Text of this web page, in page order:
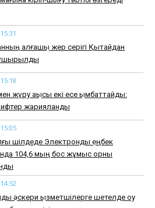
алғашқы жер серігі Қытайдан
жүру ақысы екі есе қымбаттайды:
жарияланды
шілдеде Электрондық еңбек
104,6 мың бос жұмыс орны
әскери қызметшілерге шетелде оқу